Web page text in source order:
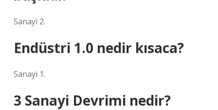
Sanayi 2.
Endüstri 1.0 nedir kısaca?
Sanayi 1.
3 Sanayi Devrimi nedir?